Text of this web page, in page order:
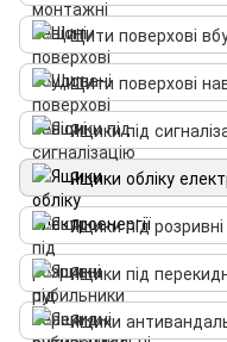
Щити поверхові
Щити поверхові
Ящики під
Ящики обліку
Ящики під
Ящики під
Ящики